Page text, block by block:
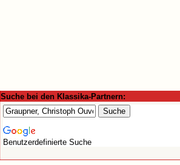
Suche bei den Klassika-Partnern:
Benutzerdefinierte Suche